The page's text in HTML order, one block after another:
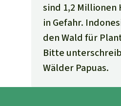
sind 1,2 Millionen
in Gefahr.
den Wald für
Bitte
Wälder Papuas.